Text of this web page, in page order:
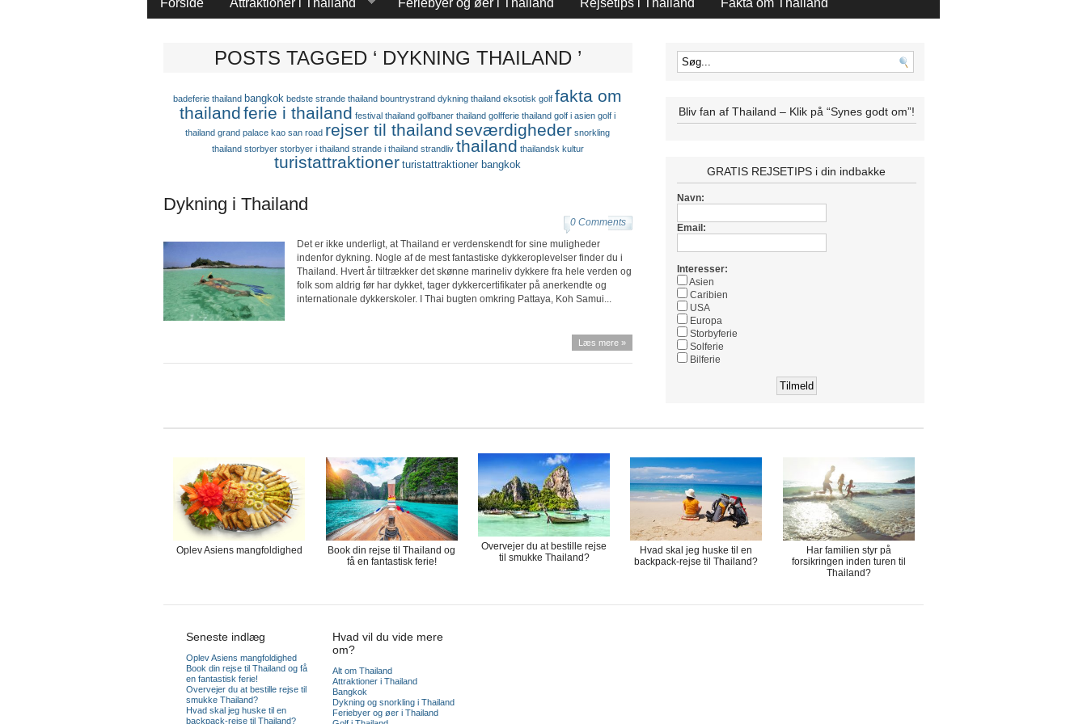
POSTS TAGGED ‘ DYKNING THAILAND ’
badeferie thailand bangkok bedste strande thailand bountrystrand dykning thailand eksotisk golf fakta om
thailandferie i thailand festival thailand golfbaner thailand golfferie thailand golf i asien golf i
thailand grand palace kao san road rejser til thailandseværdigheder snorkling
thailand storbyer storbyer i thailand strande i thailand strandliv thailand thailandsk kultur
turistattraktioner turistattraktioner bangkok
Dykning i Thailand
0 Comments
Det er ikke underligt, at Thailand er verdenskendt for sine muligheder
indenfor dykning. Nogle af de mest fantastiske dykkeroplevelser finder du i
Thailand. Hvert år tiltrækker det skønne marineliv dykkere fra hele verden og
folk som aldrig før har dykket, tager dykkercertifikater på anerkendte og
internationale dykkerskoler. I Thai bugten omkring Pattaya, Koh Samui...
Læs mere »
Bliv fan af Thailand – Klik på “Synes godt om”!
GRATIS REJSETIPS i din indbakke
Navn:
Email:
Interesser:
Asien
Caribien
USA
Europa
Storbyferie
Solferie
Bilferie
Oplev Asiens mangfoldighed
Book din rejse til Thailand og
få en fantastisk ferie!
Overvejer du at bestille rejse
til smukke Thailand?
Hvad skal jeg huske til en
backpack-rejse til Thailand?
Har familien styr på
forsikringen inden turen til
Thailand?
Seneste indlæg
Oplev Asiens mangfoldighed
Book din rejse til Thailand og få
en fantastisk ferie!
Overvejer du at bestille rejse til
smukke Thailand?
Hvad skal jeg huske til en
backpack-rejse til Thailand?
Hvad vil du vide mere
om?
Alt om Thailand
Attraktioner i Thailand
Bangkok
Dykning og snorkling i Thailand
Feriebyer og øer i Thailand